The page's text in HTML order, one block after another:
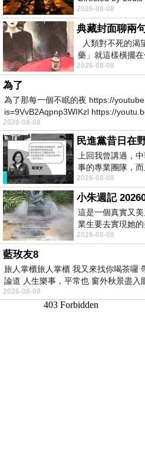
Robinson Starring
2026-08-08
典藏封面聊兩
人類對不死的渴
藥」就這樣橫擺在
停止衰老、痛覺消
2026-08-08
為了
為了那每一個不眠的夜 https://
is=9VvB2Aqpnp3WIKzl https://
2026-08-08
民進黨昔日在
上回我曾講過，
事的專業團隊，
是只會到處甩鍋的
2026-08-08
這是一個真實又
業生要去實現她
情況下，靠著自我
2026-08-08
藍玫友8
旅人掌櫃旅人掌櫃 我又來找你喝茶囉
論道 人生樂事，平常也 窗外秋景盡入
2026-08-08